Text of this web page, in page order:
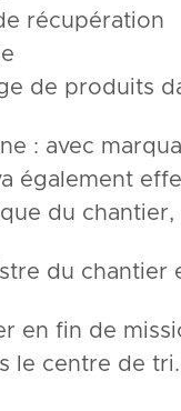
récupération
de produits
: avec
également
du
du chantier
en fin de
le centre de tri.